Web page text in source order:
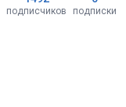
подписчиков подписки